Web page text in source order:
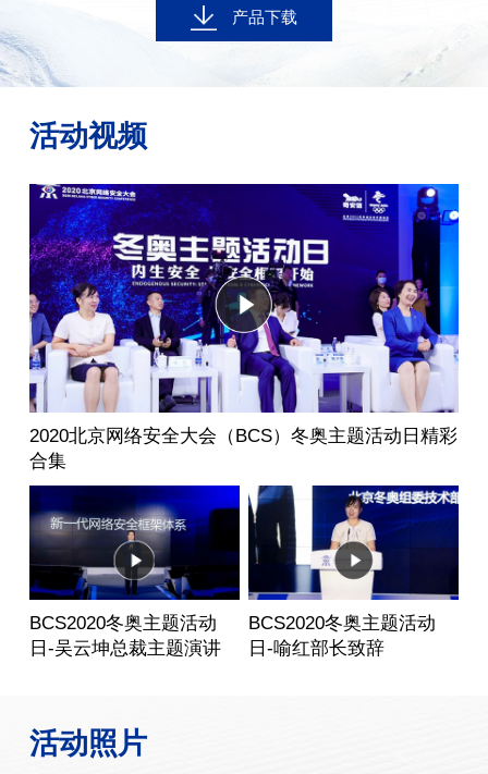
产品下载
活动视频
2020北京网络安全大会（BCS）冬奥主题活动日精彩
合集
BCS2020冬奥主题活动
日-吴云坤总裁主题演讲
BCS2020冬奥主题活动
日-喻红部长致辞
活动照片